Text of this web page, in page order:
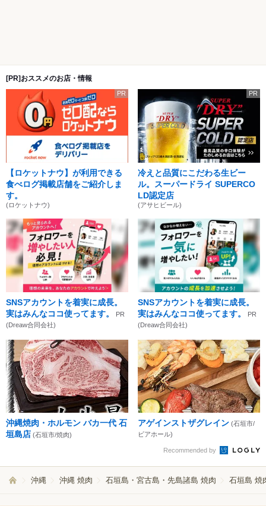
[PR]おススメのお店・情報
PR
【ロケットナウ】が利用できる
食べログ掲載店舗をご紹介しま
す。
(ロケットナウ)
PR
冷えと品質にこだわる生ビー
ル。スーパードライ SUPERCO
LD認定店
(アサヒビール)
SNSアカウントを着実に成長。
実はみんなココ使ってます。
PR
(Dreaw合同会社)
SNSアカウントを着実に成長。
実はみんなココ使ってます。
PR
(Dreaw合同会社)
沖縄焼肉・ホルモン バカ一代 石
垣島店 (石垣市/焼肉)
アゲインストザグレイン (石垣市/
ビアホール)
Recommended by
沖縄 沖縄 焼肉 石垣島・宮古島・先島諸島 焼肉 石垣島 焼